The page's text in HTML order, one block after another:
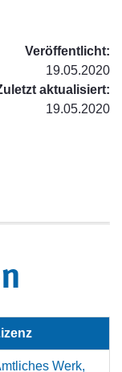
Veröffentlicht:
19.05.2020
aktualisiert:
19.05.2020
Werk,